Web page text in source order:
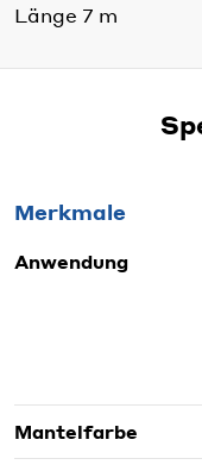
Länge 7 m
Merkmale
Anwendung
Mantelfarbe